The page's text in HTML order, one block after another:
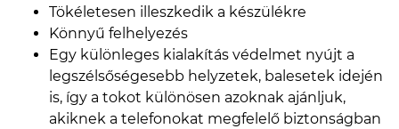
Tökéletesen illeszkedik a készülékre
Könnyű felhelyezés
Egy különleges kialakítás védelmet nyújt a
legszélsőségesebb helyzetek, balesetek idején
is, így a tokot különösen azoknak ajánljuk,
akiknek a telefonokat megfelelő biztonságban